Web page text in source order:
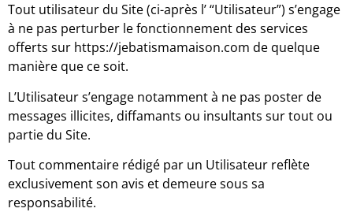
Tout utilisateur du Site (ci-après l’ “Utilisateur”) s’engage
à ne pas perturber le fonctionnement des services
offerts sur https://jebatismamaison.com de quelque
manière que ce soit.
L’Utilisateur s’engage notamment à ne pas poster de
messages illicites, diffamants ou insultants sur tout ou
partie du Site.
Tout commentaire rédigé par un Utilisateur reflète
exclusivement son avis et demeure sous sa
responsabilité.